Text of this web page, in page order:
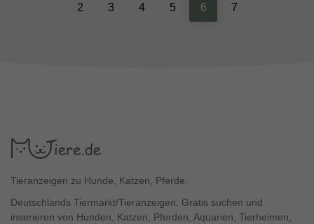
Previous
2 3 4 5 6 7
Tieranzeigen zu Hunde, Katzen, Pferde.
Deutschlands Tiermarkt/Tieranzeigen. Gratis suchen und
inserieren von Hunden, Katzen, Pferden, Aquarien, Tierheimen,